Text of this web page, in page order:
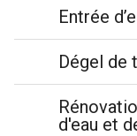
Entrée
Dégel de
d'eau et